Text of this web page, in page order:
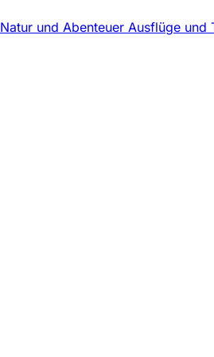
Natur und Abenteuer Ausflüge und